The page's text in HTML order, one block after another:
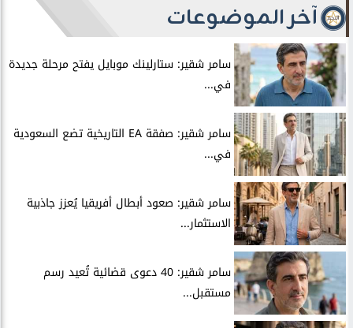
آخر الموضوعات
سامر شقير: ستارلينك موبايل يفتح مرحلة جديدة
في...
سامر شقير: صفقة EA التاريخية تضع السعودية
في...
سامر شقير: صعود أبطال أفريقيا يُعزز جاذبية
الاستثمار...
سامر شقير: 40 دعوى قضائية تُعيد رسم
مستقبل...